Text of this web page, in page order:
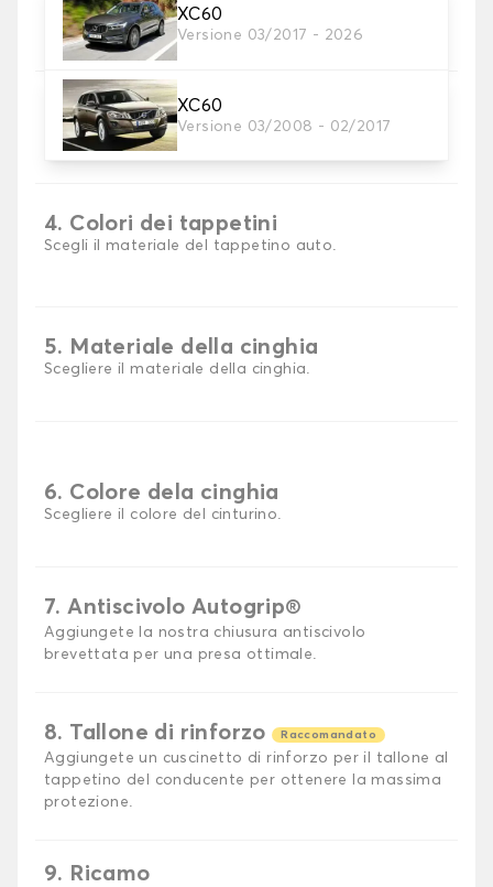
XC60
Versione 03/2017 - 2026
XC60
Versione 03/2008 - 02/2017
2. Materiale
Scegli il materiale del tappetini auto
3. Set di tappetini
Selezionare il numero di tappetini per auto
necessari.
4. Colori dei tappetini
Scegli il materiale del tappetino auto.
5. Materiale della cinghia
Scegliere il materiale della cinghia.
6. Colore dela cinghia
Scegliere il colore del cinturino.
7. Antiscivolo Autogrip®
Aggiungete la nostra chiusura antiscivolo
brevettata per una presa ottimale.
8. Tallone di rinforzo Raccomandato
Aggiungete un cuscinetto di rinforzo per il tallone al
tappetino del conducente per ottenere la massima
protezione.
9. Ricamo